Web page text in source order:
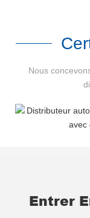
Nous
Entrer